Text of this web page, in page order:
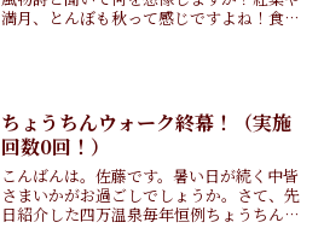
満月、とんぼも秋って感じですよね！食べ
ちょうちんウォーク終幕！（実施
回数0回！）
こんばんは。佐藤です。暑い日が続く中皆
さまいかがお過ごしでしょうか。さて、先
日紹介した四万温泉毎年恒例ちょうちんウ